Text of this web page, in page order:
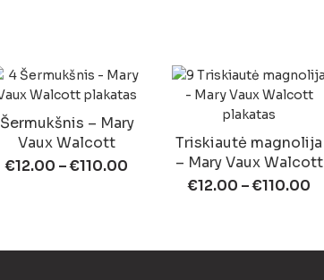
Šermukšnis – Mary
Vaux Walcott
€12.00 –€110.00
Triskiautė magnolija
– Mary Vaux Walcott
€12.00 –€110.00